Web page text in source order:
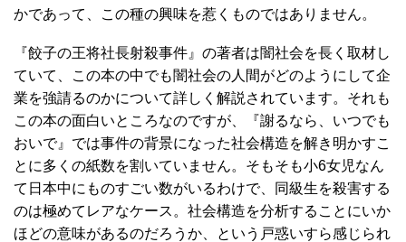
かであって、この種の興味を惹くものではありません。
『餃子の王将社長射殺事件』の著者は闇社会を長く取材し
ていて、この本の中でも闇社会の人間がどのようにして企
業を強請るのかについて詳しく解説されています。それも
この本の面白いところなのですが、『謝るなら、いつでも
おいで』では事件の背景になった社会構造を解き明かすこ
とに多くの紙数を割いていません。そもそも小6女児なん
て日本中にものすごい数がいるわけで、同級生を殺害する
のは極めてレアなケース。社会構造を分析することにいか
ほどの意味があるのだろうか、という戸惑いすら感じられ